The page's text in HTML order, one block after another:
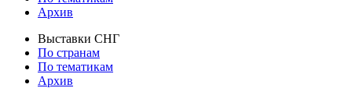
Архив
Выставки СНГ
По странам
По тематикам
Архив